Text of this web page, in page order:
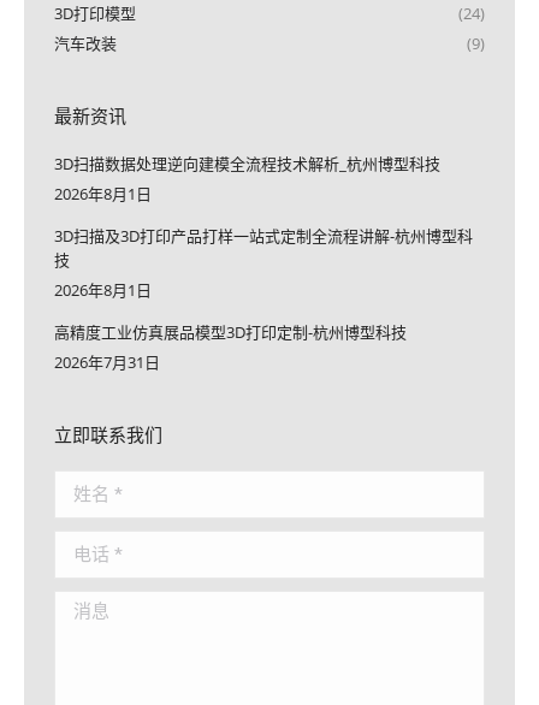
3D打印模型
(24)
汽车改装
(9)
最新资讯
3D扫描数据处理逆向建模全流程技术解析_杭州博型科技
2026年8月1日
3D扫描及3D打印产品打样一站式定制全流程讲解-杭州博型科
技
2026年8月1日
高精度工业仿真展品模型3D打印定制-杭州博型科技
2026年7月31日
立即联系我们
姓名 *
电话 *
消息